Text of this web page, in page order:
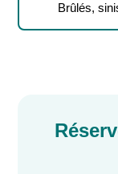
Brûlés,